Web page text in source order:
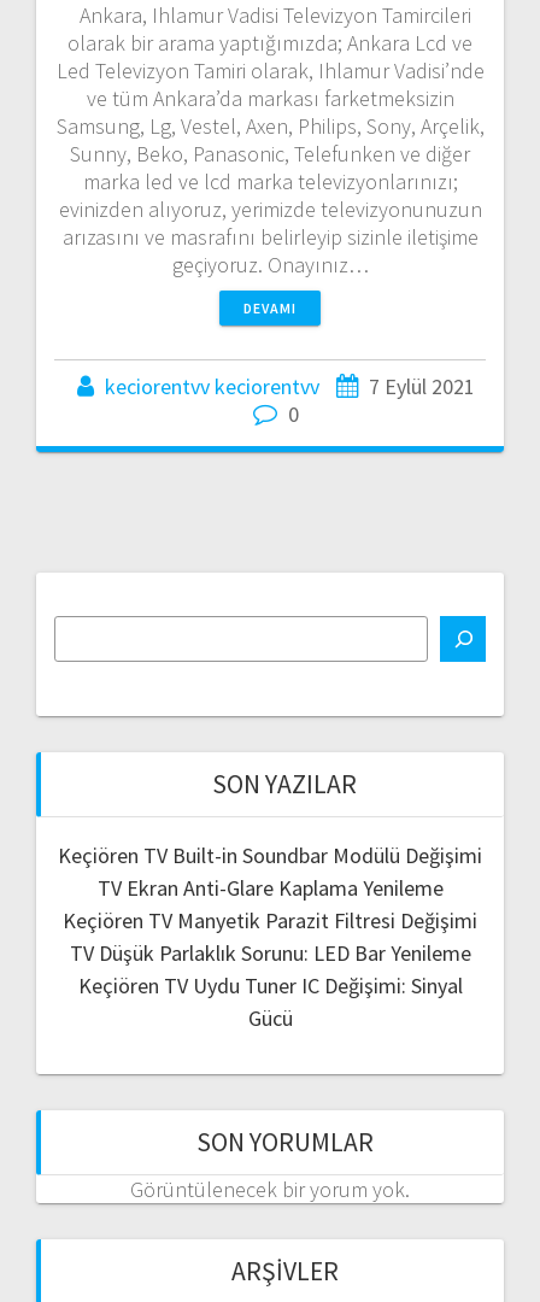
Ankara, Ihlamur Vadisi Televizyon Tamircileri
olarak bir arama yaptığımızda; Ankara Lcd ve
Led Televizyon Tamiri olarak, Ihlamur Vadisi’nde
ve tüm Ankara’da markası farketmeksizin
Samsung, Lg, Vestel, Axen, Philips, Sony, Arçelik,
Sunny, Beko, Panasonic, Telefunken ve diğer
marka led ve lcd marka televizyonlarınızı;
evinizden alıyoruz, yerimizde televizyonunuzun
arızasını ve masrafını belirleyip sizinle iletişime
geçiyoruz. Onayınız…
DEVAMI
keciorentvv keciorentvv
7 Eylül 2021
0
SON YAZILAR
Keçiören TV Built-in Soundbar Modülü Değişimi
TV Ekran Anti-Glare Kaplama Yenileme
Keçiören TV Manyetik Parazit Filtresi Değişimi
TV Düşük Parlaklık Sorunu: LED Bar Yenileme
Keçiören TV Uydu Tuner IC Değişimi: Sinyal
Gücü
SON YORUMLAR
Görüntülenecek bir yorum yok.
ARŞIVLER